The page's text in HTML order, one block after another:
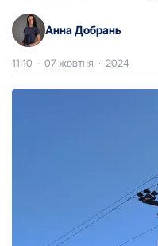
Анна Добрань
11:10 · 07 жовтня · 2024